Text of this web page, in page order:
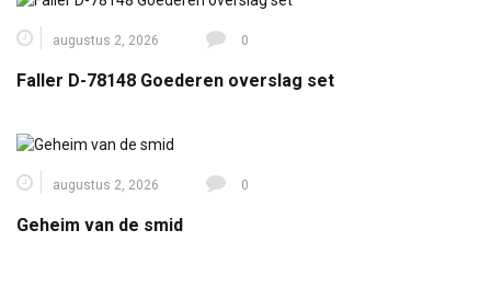
augustus 2, 2026 0
Faller D-78148 Goederen overslag set
augustus 2, 2026 0
Geheim van de smid